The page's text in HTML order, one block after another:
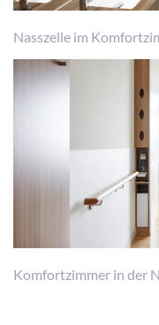
Nasszelle im
Komfortzimmer in der